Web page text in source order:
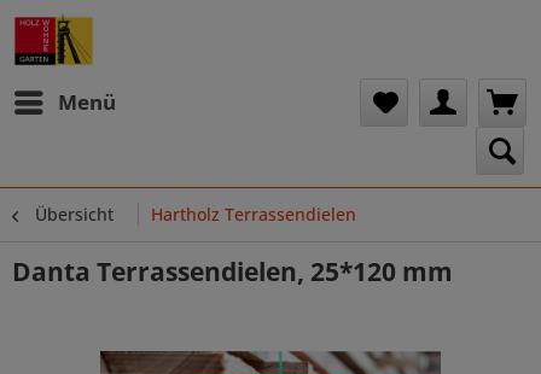
Menü
Übersicht Hartholz Terrassendielen
Danta Terrassendielen, 25*120 mm